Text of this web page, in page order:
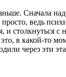
Сначала
ведь
и столкнуться с
это, в какой-то
через эти